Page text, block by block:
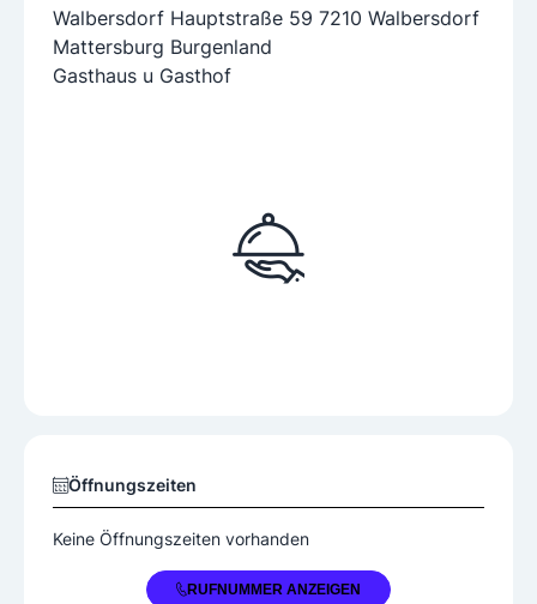
Walbersdorf Hauptstraße 59 7210 Walbersdorf
Mattersburg Burgenland
Gasthaus u Gasthof
Öffnungszeiten
Keine Öffnungszeiten vorhanden
+43 2626 62857RUFNUMMER ANZEIGEN